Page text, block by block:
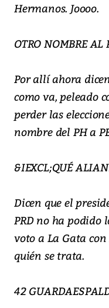
Hermanos. Joooo.
OTRO NOMBRE AL
Por allí ahora
como va, peleado
perder las
nombre del PH a
&IEXCL;QUÉ
Dicen que el
PRD no ha podido
voto a La Gata con
quién se trata.
42